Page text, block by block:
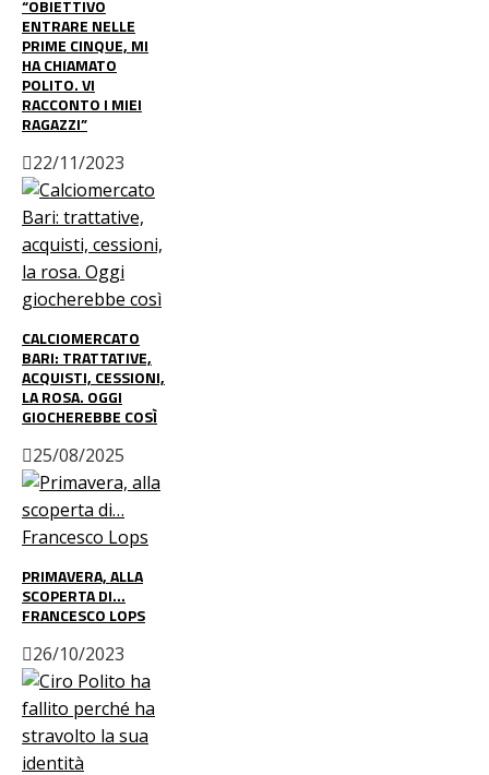
“OBIETTIVO
ENTRARE NELLE
PRIME CINQUE, MI
HA CHIAMATO
POLITO. VI
RACCONTO I MIEI
RAGAZZI”
22/11/2023
CALCIOMERCATO
BARI: TRATTATIVE,
ACQUISTI, CESSIONI,
LA ROSA. OGGI
GIOCHEREBBE COSÌ
25/08/2025
PRIMAVERA, ALLA
SCOPERTA DI…
FRANCESCO LOPS
26/10/2023